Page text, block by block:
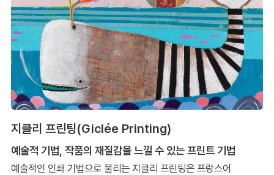
지클리 프린팅(Giclée Printing)
예술적 기법, 작품의 재질감을 느낄 수 있는 프린트 기법
예술적인 인쇄 기법으로 불리는 지클리 프린팅은 프랑스어